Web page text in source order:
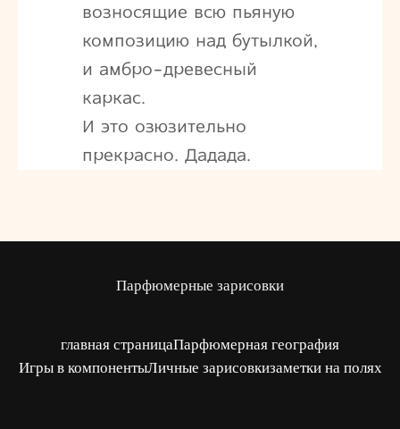
возносящие всю пьяную
композицию над бутылкой,
и амбро-древесный
каркас.
И это озюзительно
прекрасно. Дадада.
Парфюмерные зарисовки
главная страницаПарфюмерная география
Игры в компонентыЛичные зарисовкизаметки на полях